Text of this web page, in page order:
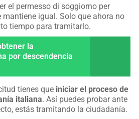
el permesso di soggiorno per
igual. Solo que ahora no
tiempo para tramitarlo.
la
por descendencia
tienes que iniciar el proceso de
italiana. Así puedes probar ante
estás tramitando la ciudadanía.